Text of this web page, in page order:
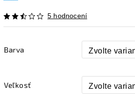
5 hodnocení
Barva
Veľkosť